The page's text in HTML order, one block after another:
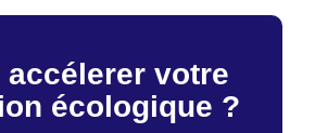
accélerer votre
écologique ?